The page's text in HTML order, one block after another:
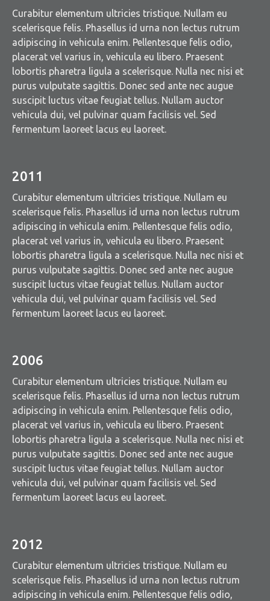
Curabitur elementum ultricies tristique. Nullam eu
scelerisque felis. Phasellus id urna non lectus rutrum
adipiscing in vehicula enim. Pellentesque felis odio,
placerat vel varius in, vehicula eu libero. Praesent
lobortis pharetra ligula a scelerisque. Nulla nec nisi et
purus vulputate sagittis. Donec sed ante nec augue
suscipit luctus vitae feugiat tellus. Nullam auctor
vehicula dui, vel pulvinar quam facilisis vel. Sed
fermentum laoreet lacus eu laoreet.
2011
Curabitur elementum ultricies tristique. Nullam eu
scelerisque felis. Phasellus id urna non lectus rutrum
adipiscing in vehicula enim. Pellentesque felis odio,
placerat vel varius in, vehicula eu libero. Praesent
lobortis pharetra ligula a scelerisque. Nulla nec nisi et
purus vulputate sagittis. Donec sed ante nec augue
suscipit luctus vitae feugiat tellus. Nullam auctor
vehicula dui, vel pulvinar quam facilisis vel. Sed
fermentum laoreet lacus eu laoreet.
2006
Curabitur elementum ultricies tristique. Nullam eu
scelerisque felis. Phasellus id urna non lectus rutrum
adipiscing in vehicula enim. Pellentesque felis odio,
placerat vel varius in, vehicula eu libero. Praesent
lobortis pharetra ligula a scelerisque. Nulla nec nisi et
purus vulputate sagittis. Donec sed ante nec augue
suscipit luctus vitae feugiat tellus. Nullam auctor
vehicula dui, vel pulvinar quam facilisis vel. Sed
fermentum laoreet lacus eu laoreet.
2012
Curabitur elementum ultricies tristique. Nullam eu
scelerisque felis. Phasellus id urna non lectus rutrum
adipiscing in vehicula enim. Pellentesque felis odio,